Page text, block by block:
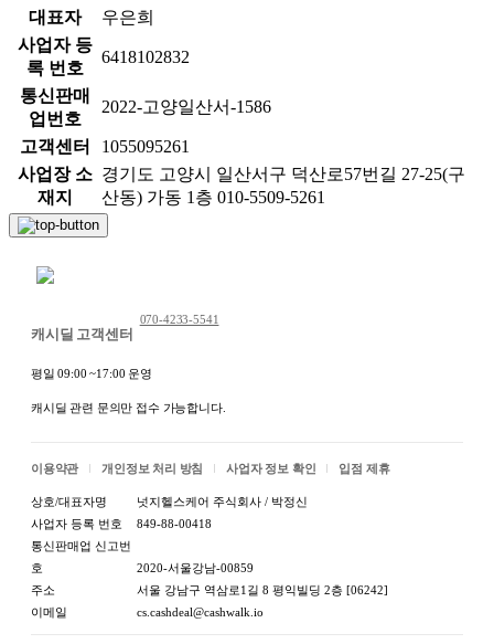
대표자
우은희
사업자 등
록 번호
6418102832
통신판매
업번호
2022-고양일산서-1586
고객센터
1055095261
사업장 소
재지
경기도 고양시 일산서구 덕산로57번길 27-25(구
산동) 가동 1층 010-5509-5261
캐시딜 고객센터
070-4233-5541
평일 09:00 ~17:00 운영
캐시딜 관련 문의만 접수 가능합니다.
이용약관 개인정보 처리 방침 사업자 정보 확인 입점 제휴
상호/대표자명
넛지헬스케어 주식회사 / 박정신
사업자 등록 번호
849-88-00418
통신판매업 신고번
호
2020-서울강남-00859
주소
서울 강남구 역삼로1길 8 평익빌딩 2층 [06242]
이메일
cs.cashdeal@cashwalk.io